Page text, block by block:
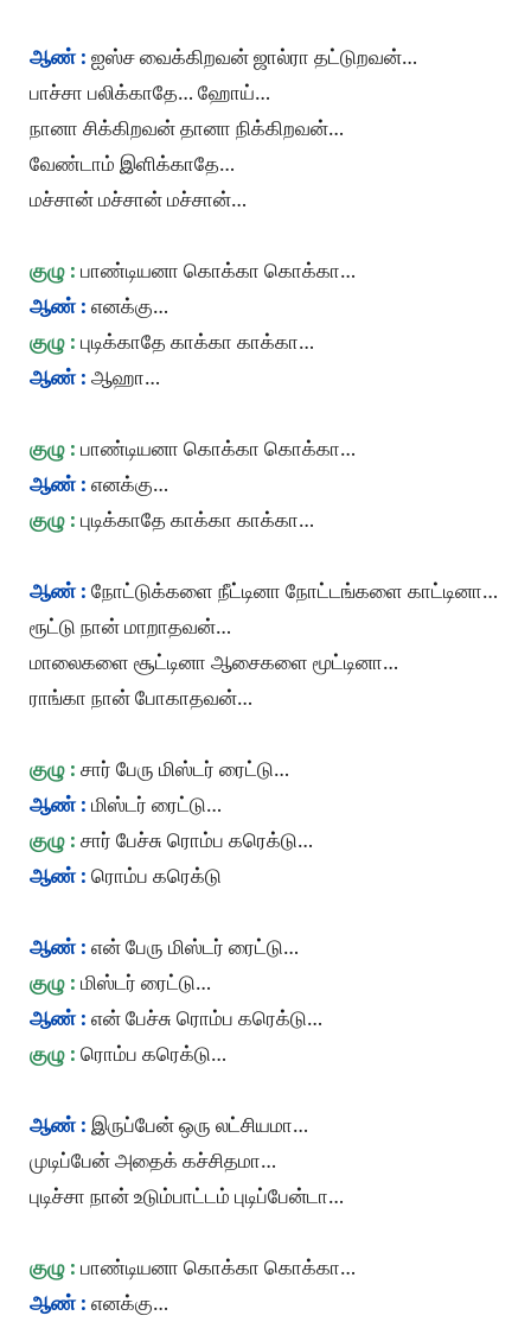
ஆண் : ஐஸ்ச வைக்கிறவன் ஜால்ரா தட்டுறவன்…
பாச்சா பலிக்காதே… ஹோய்…
நானா சிக்கிறவன் தானா நிக்கிறவன்…
வேண்டாம் இளிக்காதே…
மச்சான் மச்சான் மச்சான்…
குழு : பாண்டியனா கொக்கா கொக்கா…
ஆண் : எனக்கு…
குழு : புடிக்காதே காக்கா காக்கா…
ஆண் : ஆஹா…
குழு : பாண்டியனா கொக்கா கொக்கா…
ஆண் : எனக்கு…
குழு : புடிக்காதே காக்கா காக்கா…
ஆண் : நோட்டுக்களை நீட்டினா நோட்டங்களை காட்டினா…
ரூட்டு நான் மாறாதவன்…
மாலைகளை சூட்டினா ஆசைகளை மூட்டினா…
ராங்கா நான் போகாதவன்…
குழு : சார் பேரு மிஸ்டர் ரைட்டு…
ஆண் : மிஸ்டர் ரைட்டு…
குழு : சார் பேச்சு ரொம்ப கரெக்டு…
ஆண் : ரொம்ப கரெக்டு
ஆண் : என் பேரு மிஸ்டர் ரைட்டு…
குழு : மிஸ்டர் ரைட்டு…
ஆண் : என் பேச்சு ரொம்ப கரெக்டு…
குழு : ரொம்ப கரெக்டு…
ஆண் : இருப்பேன் ஒரு லட்சியமா…
முடிப்பேன் அதைக் கச்சிதமா…
புடிச்சா நான் உடும்பாட்டம் புடிப்பேன்டா…
குழு : பாண்டியனா கொக்கா கொக்கா…
ஆண் : எனக்கு…